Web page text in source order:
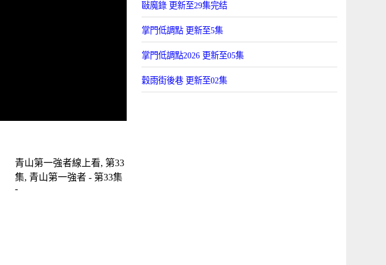
青山第一強者線上看, 第33
集, 青山第一強者 - 第33集
-
敺魔錄 更新至29集完结
掌門低調點 更新至5集
掌門低調點2026 更新至05集
穀雨街後巷 更新至02集